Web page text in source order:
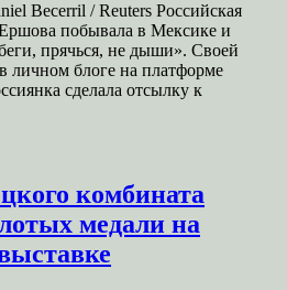
Becerril / Reuters Российская
побывала в Мексике и
прячься, не дыши». Своей
личном блоге на платформе
сделала отсылку к
комбината
медали на